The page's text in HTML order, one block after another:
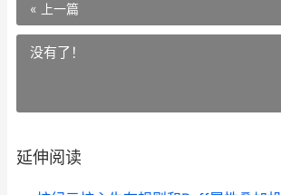
« 上一篇
没有了！
延伸阅读